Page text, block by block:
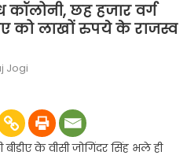
छह हजार वर्ग
को लाखों रुपये के राजस्व
Jogi
के वीसी जोगिंदर सिंह भले ही